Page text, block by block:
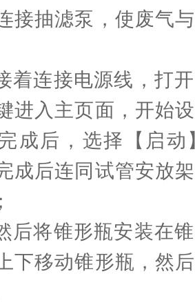
接抽滤泵，使废气
连接电源线，打开
进入主页面，开始
成后，选择【启
成后连同试管安放
将锥形瓶安装在锥
下移动锥形瓶，然